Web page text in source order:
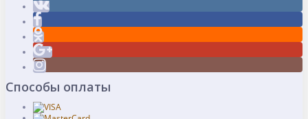
Способы оплаты